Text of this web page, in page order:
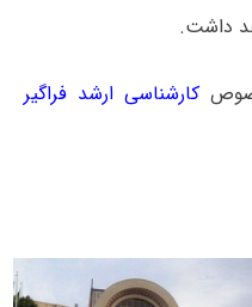
کارشناسی ارشد فراگیر